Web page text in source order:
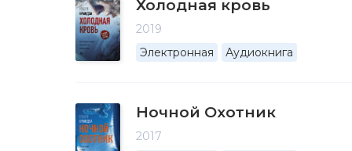
Холодная кровь
2019
Электронная
Аудиокнига
Ночной Охотник
2017